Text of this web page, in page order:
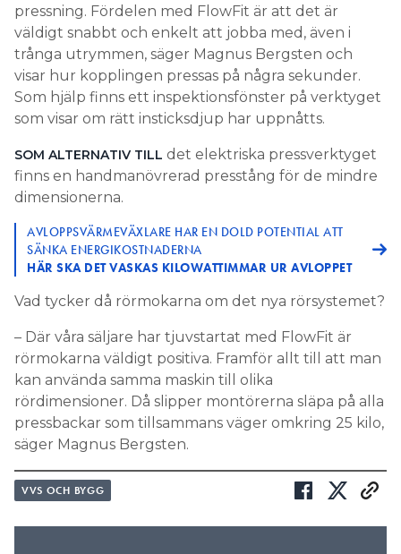
pressning. Fördelen med FlowFit är att det är
väldigt snabbt och enkelt att jobba med, även i
trånga utrymmen, säger Magnus Bergsten och
visar hur kopplingen pressas på några sekunder.
Som hjälp finns ett inspektionsfönster på verktyget
som visar om rätt insticksdjup har uppnåtts.
SOM ALTERNATIV TILL det elektriska pressverktyget
finns en handmanövrerad presstång för de mindre
dimensionerna.
AVLOPPSVÄRMEVÄXLARE HAR EN DOLD POTENTIAL ATT
SÄNKA ENERGIKOSTNADERNA
HÄR SKA DET VASKAS KILOWATTIMMAR UR AVLOPPET
Vad tycker då rörmokarna om det nya rörsystemet?
– Där våra säljare har tjuvstartat med FlowFit är
rörmokarna väldigt positiva. Framför allt till att man
kan använda samma maskin till olika
rördimensioner. Då slipper montörerna släpa på alla
pressbackar som tillsammans väger omkring 25 kilo,
säger Magnus Bergsten.
VVS OCH BYGG